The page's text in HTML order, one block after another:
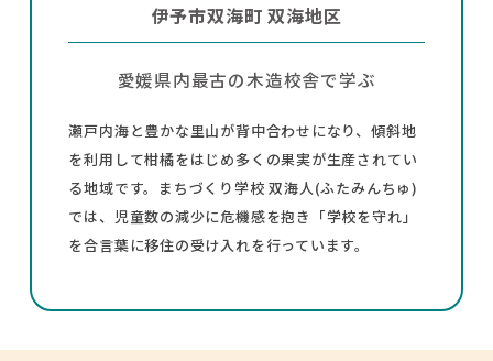
伊予市双海町 双海地区
愛媛県内最古の木造校舎で学ぶ
瀬戸内海と豊かな里山が背中合わせになり、傾斜地
を利用して柑橘をはじめ多くの果実が生産されてい
る地域です。まちづくり学校 双海人(ふたみんちゅ)
では、児童数の減少に危機感を抱き「学校を守れ」
を合言葉に移住の受け入れを行っています。